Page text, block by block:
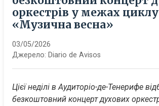
оркестрів у межах циклу
«Музична весна»
03/05/2026
Джерело: Diario de Avisos
Цієї неділі в Аудиторіо-де-Тенерифе
безкоштовний концерт духових